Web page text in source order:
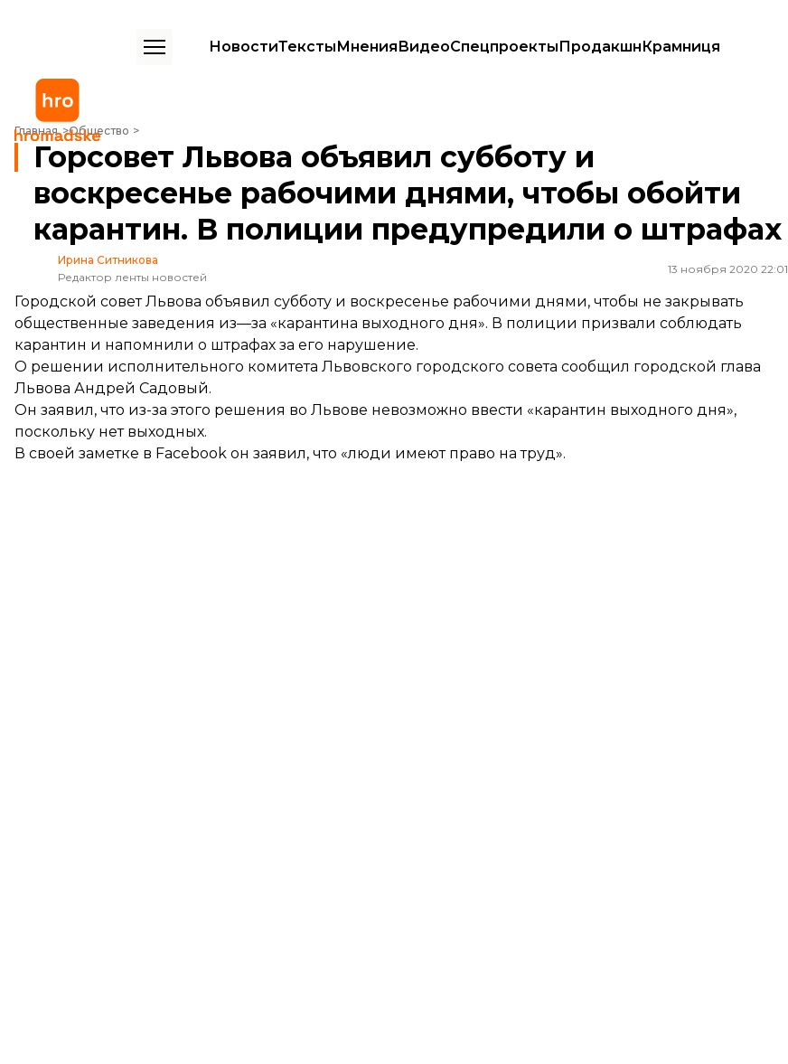
НовостиТекстыМненияВидеоСпецпроектыПродакшнКрамниця
Главная Общество
Горсовет Львова объявил субботу и воскресенье рабочими днями, чтобы обойти карантин. В полиции предупредили о штрафах
Горсовет Львова объявил субботу и
воскресенье рабочими днями, чтобы обойти
карантин. В полиции предупредили о штрафах
Ирина Ситникова
Редактор ленты новостей
13 ноября 2020 22:01
Городской совет Львова объявил субботу и воскресенье рабочими днями, чтобы не закрывать
общественные заведения из—за «карантина выходного дня». В полиции призвали соблюдать
карантин и напомнили о штрафах за его нарушение.
О решении исполнительного комитета Львовского городского совета сообщил городской глава
Львова Андрей Садовый.
Он заявил, что из-за этого решения во Львове невозможно ввести «карантин выходного дня»,
поскольку нет выходных.
В своей заметке в Facebook он заявил, что «люди имеют право на труд».